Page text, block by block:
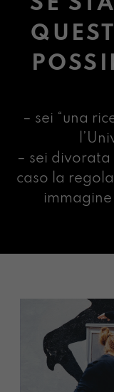
– sei “una
– sei divorata
caso la